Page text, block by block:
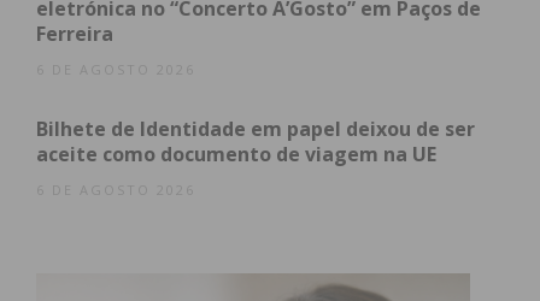
Subscreva a newsletter do
Assine nossa newsletter por e-mail e
obtenha de forma regular a informação
eletrónica no “Concerto A’Gosto” em Paços de
Ferreira
6 DE AGOSTO 2026
Bilhete de Identidade em papel deixou de ser
aceite como documento de viagem na UE
6 DE AGOSTO 2026